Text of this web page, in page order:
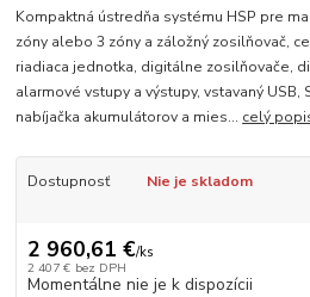
Kompaktná ústredňa systému HSP pre
zóny alebo 3 zóny a záložný zosilňovač,
riadiaca jednotka, digitálne zosilňovače,
alarmové vstupy a výstupy, vstavaný USB,
nabíjačka akumulátorov a mies... celý
Dostupnosť Nie je skladom
2 960,61 €/ks
2 407 € bez DPH
Momentálne nie je k dispozícii